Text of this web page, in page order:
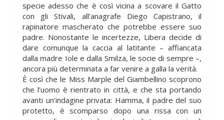
specie adesso che è così vicina a scovare il Gatto
con gli Stivali, all’anagrafe Diego Capistrano, il
rapinatore mascherato che potrebbe essere suo
padre. Nonostante le incertezze, Libera decide di
dare comunque la caccia al latitante – affiancata
dalla madre Iole e dalla Smilza, le socie di sempre –,
ancora più determinata a far venire a galla la verità.
È così che le Miss Marple del Giambellino scoprono
che l’uomo è rientrato in città, e che sta portando
avanti un’indagine privata: Hamma, il padre del suo
protetto, è scomparso dopo una rissa con un